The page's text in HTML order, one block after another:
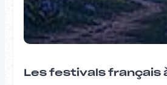
Les festivals français